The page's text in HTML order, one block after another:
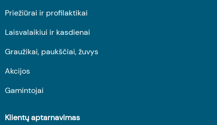
Priežiūrai ir profilaktikai
Laisvalaikiui ir kasdienai
Graužikai, paukščiai, žuvys
Akcijos
Gamintojai
Klientų aptarnavimas